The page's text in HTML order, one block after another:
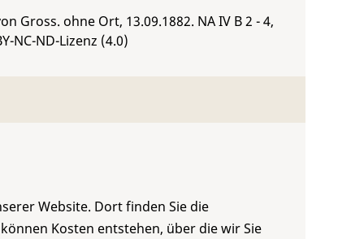
Gross. ohne Ort, 13.09.1882. NA IV B 2 - 4,
NC-ND-Lizenz (4.0)
Website. Dort finden Sie die
Kosten entstehen, über die wir Sie